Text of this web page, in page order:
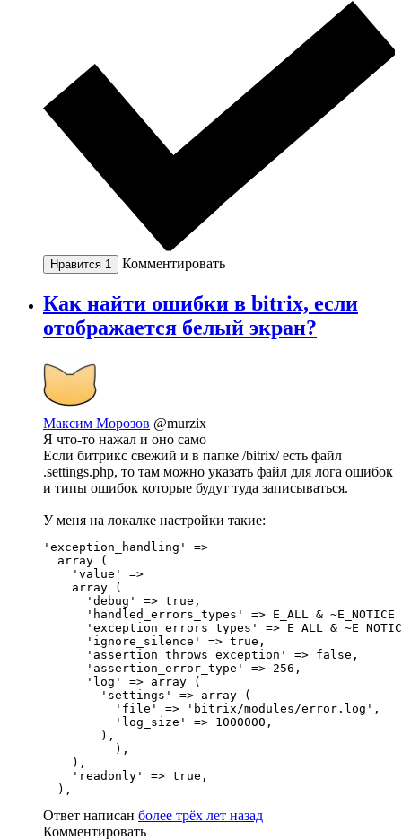
Нравится 1 Комментировать
Как найти ошибки в bitrix, если
отображается белый экран?
Максим Морозов @murzix
Я что-то нажал и оно само
Если битрикс свежий и в папке /bitrix/ есть файл
.settings.php, то там можно указать файл для лога ошибок
и типы ошибок которые будут туда записываться.
У меня на локалке настройки такие:
'exception_handling' =>
  array (
    'value' =>
    array (
      'debug' => true,
'handled_errors_types' => E_ALL &
'exception_errors_types' => E_ALL &
      'ignore_silence' => true,
      'assertion_throws_exception' => false,
      'assertion_error_type' => 256,
      'log' => array (
        'settings' => array (
          'file' => 'bitrix/modules/error.log',
          'log_size' => 1000000,
        ),
    ),
    'readonly' => true,
  ),
Ответ написан более трёх лет назад
Комментировать